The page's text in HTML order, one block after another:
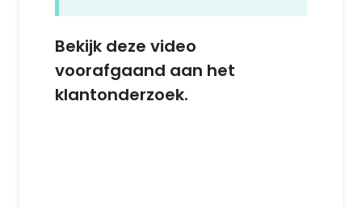
Bekijk deze video
voorafgaand aan het
klantonderzoek.